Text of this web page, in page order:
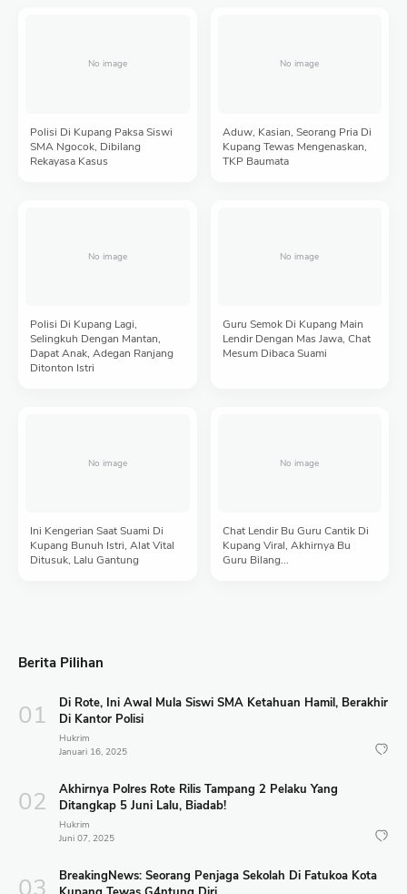
Polisi Di Kupang Paksa Siswi
SMA Ngocok, Dibilang
Rekayasa Kasus
Aduw, Kasian, Seorang Pria Di
Kupang Tewas Mengenaskan,
TKP Baumata
Polisi Di Kupang Lagi,
Selingkuh Dengan Mantan,
Dapat Anak, Adegan Ranjang
Ditonton Istri
Guru Semok Di Kupang Main
Lendir Dengan Mas Jawa, Chat
Mesum Dibaca Suami
Ini Kengerian Saat Suami Di
Kupang Bunuh Istri, Alat Vital
Ditusuk, Lalu Gantung
Chat Lendir Bu Guru Cantik Di
Kupang Viral, Akhirnya Bu
Guru Bilang...
Berita Pilihan
Di Rote, Ini Awal Mula Siswi SMA Ketahuan Hamil, Berakhir
Di Kantor Polisi
Hukrim
Januari 16, 2025
Akhirnya Polres Rote Rilis Tampang 2 Pelaku Yang
Ditangkap 5 Juni Lalu, Biadab!
Hukrim
Juni 07, 2025
BreakingNews: Seorang Penjaga Sekolah Di Fatukoa Kota